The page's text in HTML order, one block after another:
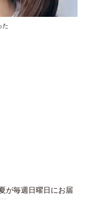
た
が毎週日曜日にお届